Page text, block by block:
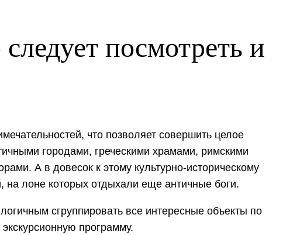
посмотреть и
что позволяет совершить целое
городами, греческими храмами, римскими
А в довесок к этому культурно-историческому
лоне которых отдыхали еще античные боги.
сгруппировать все интересные объекты по
программу.